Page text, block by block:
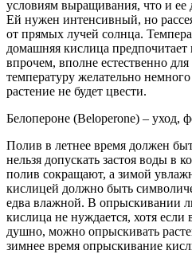
условиям выращивания, что и ее
Ей нужен интенсивный, но
от прямых лучей солнца.
домашняя кислица предпочитает
впрочем, вполне естественно
температуру желательно
растение не будет цвести.
Белопероне (Beloperone) – уход,
Полив в летнее время должен
нельзя допускать застоя воды в
полив сокращают, а зимой
кислицей должно быть
едва влажной. В опрыскивании
кислица не нуждается, хотя
душно, можно опрыскивать
зимнее время опрыскивание